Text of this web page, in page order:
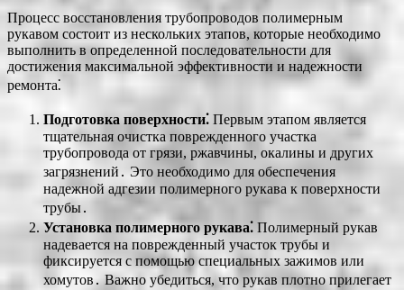
Процесс восстановления трубопроводов полимерным
рукавом состоит из нескольких этапов, которые необходимо
выполнить в определенной последовательности для
достижения максимальной эффективности и надежности
ремонта⁚
Подготовка поверхности⁚ Первым этапом является
тщательная очистка поврежденного участка
трубопровода от грязи, ржавчины, окалины и других
загрязнений․ Это необходимо для обеспечения
надежной адгезии полимерного рукава к поверхности
трубы․
Установка полимерного рукава⁚ Полимерный рукав
надевается на поврежденный участок трубы и
фиксируется с помощью специальных зажимов или
хомутов․ Важно убедиться, что рукав плотно прилегает